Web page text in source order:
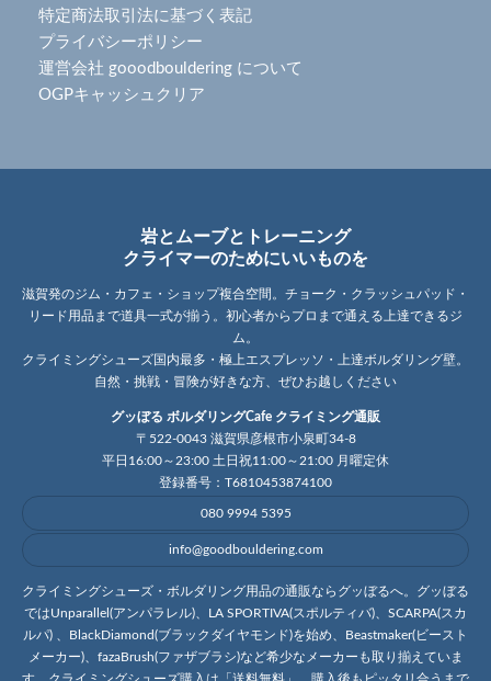
特定商法取引法に基づく表記
プライバシーポリシー
運営会社 gooodbouldering について
OGPキャッシュクリア
岩とムーブとトレーニング
クライマーのためにいいものを
滋賀発のジム・カフェ・ショップ複合空間。チョーク・クラッシュパッド・
リード用品まで道具一式が揃う。初心者からプロまで通える上達できるジ
ム。
クライミングシューズ国内最多・極上エスプレッソ・上達ボルダリング壁。
自然・挑戦・冒険が好きな方、ぜひお越しください
グッぼる ボルダリングCafe クライミング通販
〒522-0043 滋賀県彦根市小泉町34-8
平日16:00～23:00 土日祝11:00～21:00 月曜定休
登録番号：T6810453874100
080 9994 5395
info@goodbouldering.com
クライミングシューズ・ボルダリング用品の通販ならグッぼるへ。グッぼる
ではUnparallel(アンパラレル)、LA SPORTIVA(スポルティバ)、SCARPA(スカ
ルパ) 、BlackDiamond(ブラックダイヤモンド)を始め、Beastmaker(ビースト
メーカー)、fazaBrush(ファザブラシ)など希少なメーカーも取り揃えていま